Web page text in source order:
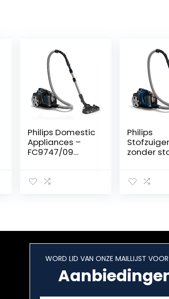
Philips Domestic
Appliances –
FC9747/09
Stofzuiger
900 watt –
Glanzend zwart
Philips
Stofzuiger
zonder
Krachtige
mensen
legen
FC9745/
WORD LID VAN ONZE MAILLIJST